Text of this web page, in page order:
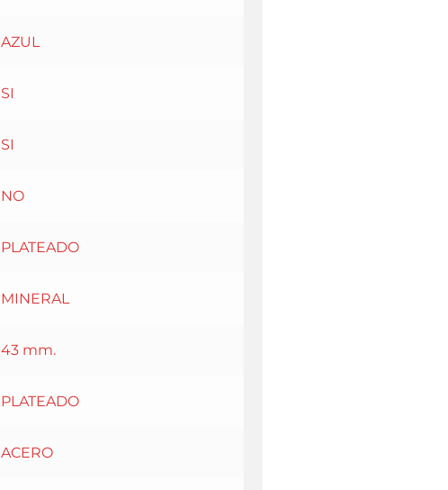
AZUL
SI
SI
NO
PLATEADO
MINERAL
43 mm.
PLATEADO
ACERO